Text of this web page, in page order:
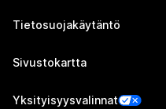
Tietosuojakäytäntö
Sivustokartta
Yksityisyysvalinnat